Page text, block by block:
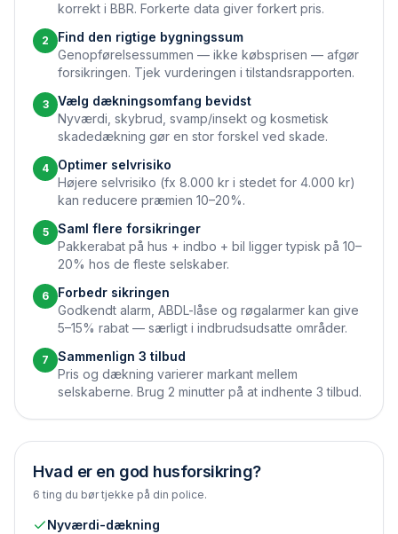
korrekt i BBR. Forkerte data giver forkert pris.
2
Find den rigtige bygningssum
Genopførelsessummen — ikke købsprisen — afgør
forsikringen. Tjek vurderingen i tilstandsrapporten.
3
Vælg dækningsomfang bevidst
Nyværdi, skybrud, svamp/insekt og kosmetisk
skadedækning gør en stor forskel ved skade.
4
Optimer selvrisiko
Højere selvrisiko (fx 8.000 kr i stedet for 4.000 kr)
kan reducere præmien 10–20%.
5
Saml flere forsikringer
Pakkerabat på hus + indbo + bil ligger typisk på 10–
20% hos de fleste selskaber.
6
Forbedr sikringen
Godkendt alarm, ABDL-låse og røgalarmer kan give
5–15% rabat — særligt i indbrudsudsatte områder.
7
Sammenlign 3 tilbud
Pris og dækning varierer markant mellem
selskaberne. Brug 2 minutter på at indhente 3 tilbud.
Hvad er en god husforsikring?
6 ting du bør tjekke på din police.
Nyværdi-dækning